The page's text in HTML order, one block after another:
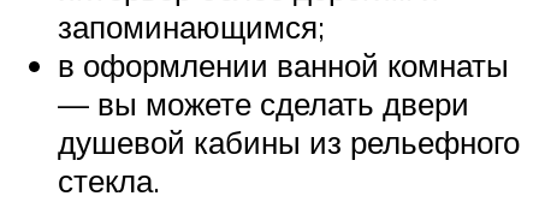
запоминающимся;
в оформлении ванной комнаты
— вы можете сделать двери
душевой кабины из рельефного
стекла.